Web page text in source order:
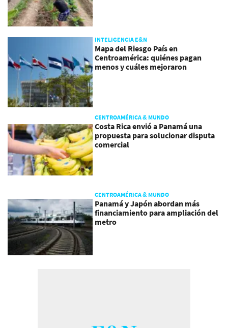
INTELIGENCIA E&N
Mapa del Riesgo País en
Centroamérica: quiénes pagan
menos y cuáles mejoraron
CENTROAMÉRICA & MUNDO
Costa Rica envió a Panamá una
propuesta para solucionar disputa
comercial
CENTROAMÉRICA & MUNDO
Panamá y Japón abordan más
financiamiento para ampliación del
metro